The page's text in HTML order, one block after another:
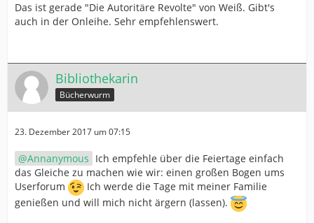
Das ist gerade "Die Autoritäre Revolte" von Weiß. Gibt's
auch in der Onleihe. Sehr empfehlenswert.
Bibliothekarin
Bücherwurm
23. Dezember 2017 um 07:15
Annanymous Ich empfehle über die Feiertage einfach
das Gleiche zu machen wie wir: einen großen Bogen ums
Userforum
Ich werde die Tage mit meiner Familie
genießen und will mich nicht ärgern (lassen).